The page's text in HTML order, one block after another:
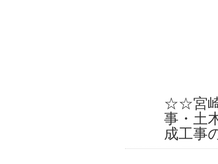
☆☆宮崎
事・土
成工事